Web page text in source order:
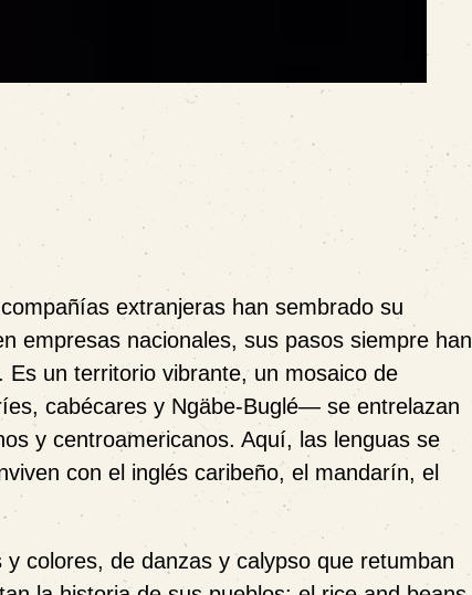
extranjeras han sembrado su
empresas nacionales, sus pasos siempre han
un territorio vibrante, un mosaico de
cabécares y Ngäbe-Buglé— se entrelazan
y centroamericanos. Aquí, las lenguas se
con el inglés caribeño, el mandarín, el
colores, de danzas y calypso que retumban